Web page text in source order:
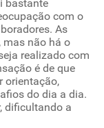
bastante
com o
As
mas não há o
realizado com
é de que
orientação,
do dia a dia.
dificultando a